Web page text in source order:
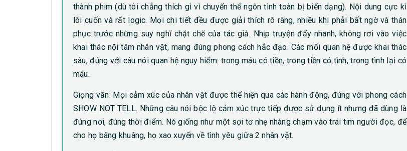
thành phim (dù tôi chẳng thích gì vì chuyển thể ngôn tình toàn bị biến dạng). Nội dung cực kì
lôi cuốn và rất logic. Mọi chi tiết đều được giải thích rõ ràng, nhiều khi phải bất ngờ và thán
phục trước những suy nghĩ chặt chẽ của tác giả. Nhịp truyện đẩy nhanh, không rơi vào việc
khai thác nội tâm nhân vật, mang đúng phong cách hắc đạo. Các mối quan hệ được khai thác
sâu, đúng với câu nói quan hệ nguy hiểm: trong máu có tiền, trong tiền có tình, trong tình lại có
máu.
Giọng văn: Mọi cảm xúc của nhân vật được thể hiện qua các hành động, đúng với phong cách
SHOW NOT TELL. Những câu nói bộc lộ cảm xúc trực tiếp được sử dụng ít nhưng đã dùng là
đúng nơi, đúng thời điểm. Nó giống như một sợi tơ nhẹ nhàng chạm vào trái tim người đọc, để
cho họ bâng khuâng, họ xao xuyến về tình yêu giữa 2 nhân vật.